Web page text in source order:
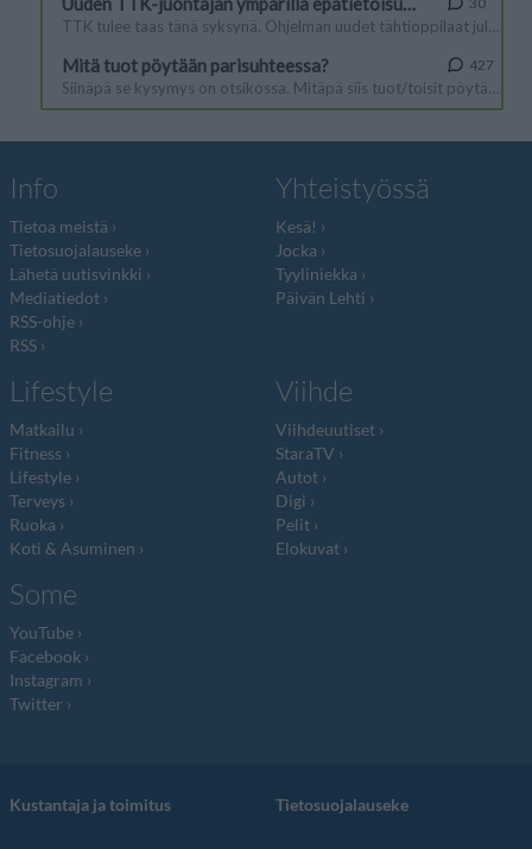
Info
Tietoa meistä
Tietosuojalauseke
Lähetä uutisvinkki
Mediatiedot
RSS-ohje
RSS
Yhteistyössä
Kesä!
Jocka
Tyyliniekka
Päivän Lehti
Lifestyle
Matkailu
Fitness
Lifestyle
Terveys
Ruoka
Koti & Asuminen
Viihde
Viihdeuutiset
StaraTV
Autot
Digi
Pelit
Elokuvat
Some
YouTube
Facebook
Instagram
Twitter
Kustantaja ja toimitus Tietosuojalauseke